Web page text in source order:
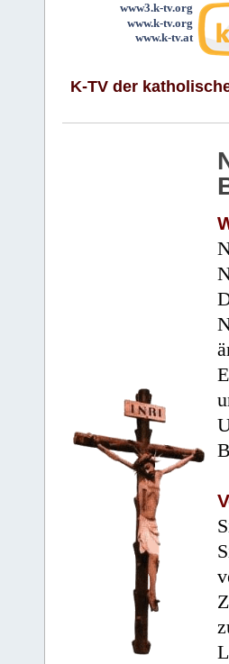
www3.k-tv.org
www.k-tv.org
www.k-tv.at
K-TV der